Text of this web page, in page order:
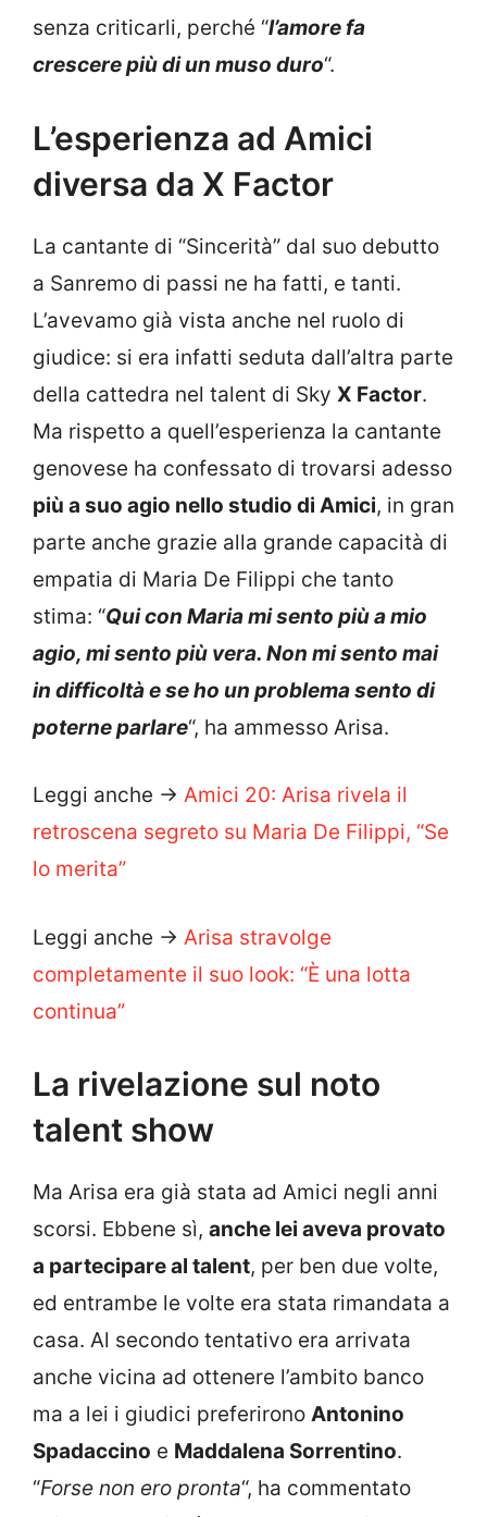
senza criticarli, perché “l’amore fa
crescere più di un muso duro“.
L’esperienza ad Amici
diversa da X Factor
La cantante di “Sincerità” dal suo debutto
a Sanremo di passi ne ha fatti, e tanti.
L’avevamo già vista anche nel ruolo di
giudice: si era infatti seduta dall’altra parte
della cattedra nel talent di Sky X Factor.
Ma rispetto a quell’esperienza la cantante
genovese ha confessato di trovarsi adesso
più a suo agio nello studio di Amici, in gran
parte anche grazie alla grande capacità di
empatia di Maria De Filippi che tanto
stima: “Qui con Maria mi sento più a mio
agio, mi sento più vera. Non mi sento mai
in difficoltà e se ho un problema sento di
poterne parlare“, ha ammesso Arisa.
Leggi anche -> Amici 20: Arisa rivela il
retroscena segreto su Maria De Filippi, “Se
lo merita”
Leggi anche -> Arisa stravolge
completamente il suo look: “È una lotta
continua”
La rivelazione sul noto
talent show
Ma Arisa era già stata ad Amici negli anni
scorsi. Ebbene sì, anche lei aveva provato
a partecipare al talent, per ben due volte,
ed entrambe le volte era stata rimandata a
casa. Al secondo tentativo era arrivata
anche vicina ad ottenere l’ambito banco
ma a lei i giudici preferirono Antonino
Spadaccino e Maddalena Sorrentino.
“Forse non ero pronta“, ha commentato